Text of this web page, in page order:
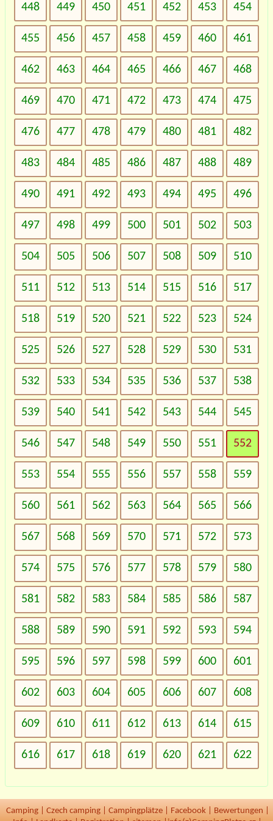
448 449 450 451 452 453 454
455 456 457 458 459 460 461
462 463 464 465 466 467 468
469 470 471 472 473 474 475
476 477 478 479 480 481 482
483 484 485 486 487 488 489
490 491 492 493 494 495 496
497 498 499 500 501 502 503
504 505 506 507 508 509 510
511 512 513 514 515 516 517
518 519 520 521 522 523 524
525 526 527 528 529 530 531
532 533 534 535 536 537 538
539 540 541 542 543 544 545
546 547 548 549 550 551 552
553 554 555 556 557 558 559
560 561 562 563 564 565 566
567 568 569 570 571 572 573
574 575 576 577 578 579 580
581 582 583 584 585 586 587
588 589 590 591 592 593 594
595 596 597 598 599 600 601
602 603 604 605 606 607 608
609 610 611 612 613 614 615
616 617 618 619 620 621 622
Camping Czech camping Campingplätze Facebook Bewertungen